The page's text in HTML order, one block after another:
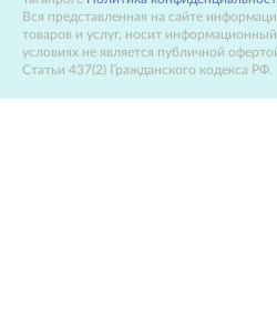
Вся представленная на сайте
товаров и услуг, носит
условиях не является публичной
Статьи 437(2) Гражданского кодекса РФ.